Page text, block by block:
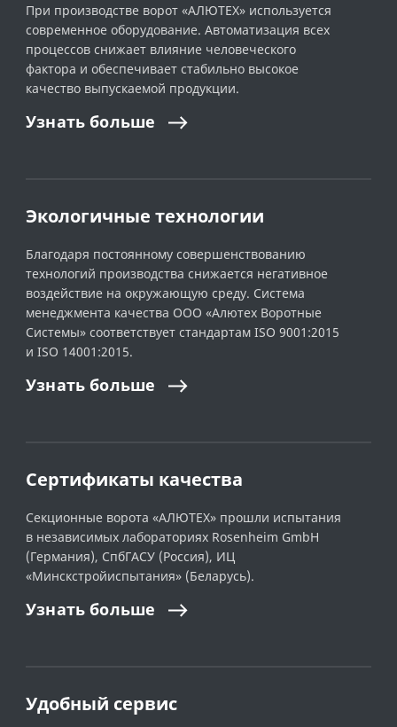
При производстве ворот «АЛЮТЕХ» используется
современное оборудование. Автоматизация всех
процессов снижает влияние человеческого
фактора и обеспечивает стабильно высокое
качество выпускаемой продукции.
Узнать больше
Экологичные технологии
Благодаря постоянному совершенствованию
технологий производства снижается негативное
воздействие на окружающую среду. Система
менеджмента качества ООО «Алютех Воротные
Системы» соответствует стандартам ISO 9001:2015
и ISO 14001:2015.
Узнать больше
Сертификаты качества
Секционные ворота «АЛЮТЕХ» прошли испытания
в независимых лабораториях Rosenheim GmbH
(Германия), СпбГАСУ (Россия), ИЦ
«Минскстройиспытания» (Беларусь).
Узнать больше
Удобный сервис